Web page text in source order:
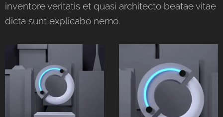
inventore veritatis et quasi architecto beatae vitae
dicta sunt explicabo nemo.